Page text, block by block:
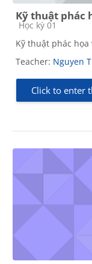
Kỹ thuật phác
Course category
Học kỳ 01
Kỹ thuật phác họa
Teacher: Nguyen
Click to enter